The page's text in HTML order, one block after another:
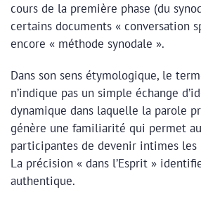
cours de la première phase (du
certains documents « conversation
encore « méthode synodale ».
Dans son sens étymologique, le
n’indique pas un simple échange
dynamique dans laquelle la parole
génère une familiarité qui permet
participantes de devenir intimes les
La précision « dans l’Esprit »
authentique.